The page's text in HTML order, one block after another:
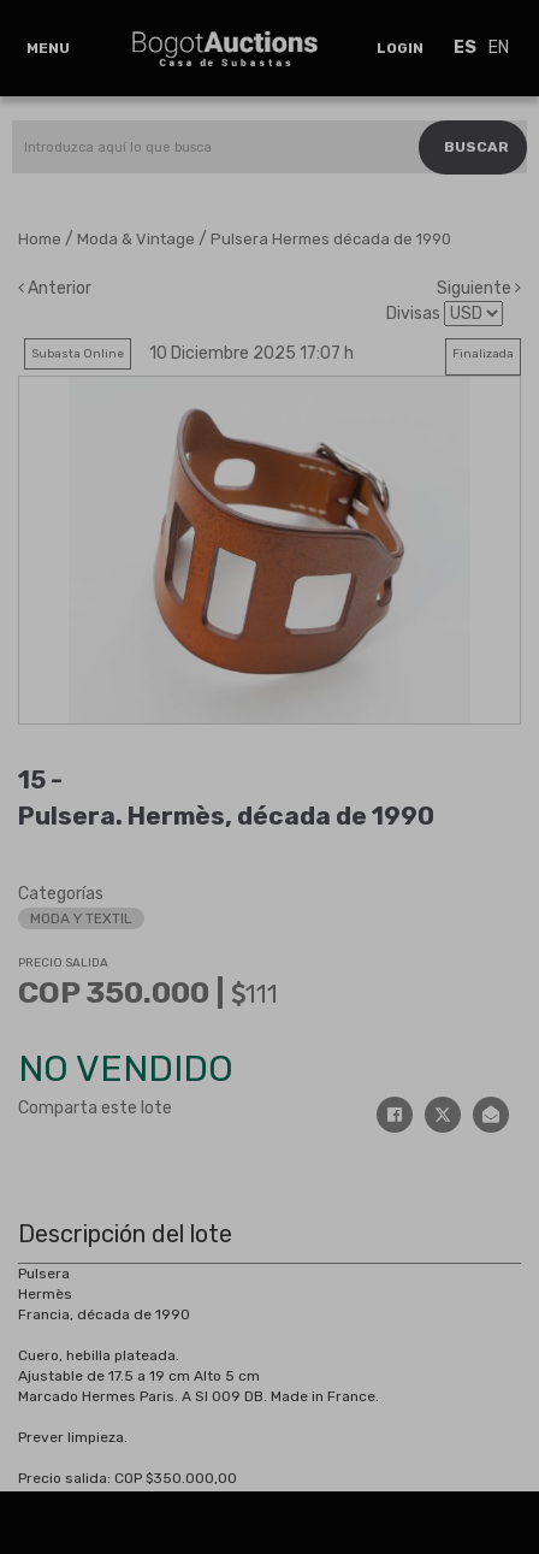
MENU LOGIN ES EN
BUSCAR
Home / Moda & Vintage / Pulsera Hermes década de 1990
Anterior
Siguiente
Divisas
Subasta Online 10 Diciembre 2025 17:07 h Finalizada
15 -
Pulsera. Hermès, década de 1990
Categorías
MODA Y TEXTIL
PRECIO SALIDA
COP 350.000 | 111
NO VENDIDO
Comparta este lote
Descripción del lote
Pulsera
Hermès
Francia, década de 1990
Cuero, hebilla plateada.
Ajustable de 17.5 a 19 cm Alto 5 cm
Marcado Hermes Paris. A SI 009 DB. Made in France.
Prever limpieza.
Precio salida: COP $350.000,00